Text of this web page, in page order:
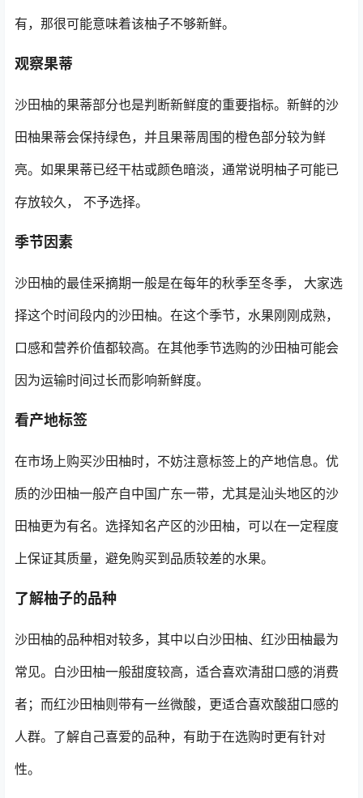
有，那很可能意味着该柚子不够新鲜。
观察果蒂
沙田柚的果蒂部分也是判断新鲜度的重要指标。新鲜的沙
田柚果蒂会保持绿色，并且果蒂周围的橙色部分较为鲜
亮。如果果蒂已经干枯或颜色暗淡，通常说明柚子可能已
存放较久， 不予选择。
季节因素
沙田柚的最佳采摘期一般是在每年的秋季至冬季， 大家选
择这个时间段内的沙田柚。在这个季节，水果刚刚成熟，
口感和营养价值都较高。在其他季节选购的沙田柚可能会
因为运输时间过长而影响新鲜度。
看产地标签
在市场上购买沙田柚时，不妨注意标签上的产地信息。优
质的沙田柚一般产自中国广东一带，尤其是汕头地区的沙
田柚更为有名。选择知名产区的沙田柚，可以在一定程度
上保证其质量，避免购买到品质较差的水果。
了解柚子的品种
沙田柚的品种相对较多，其中以白沙田柚、红沙田柚最为
常见。白沙田柚一般甜度较高，适合喜欢清甜口感的消费
者；而红沙田柚则带有一丝微酸，更适合喜欢酸甜口感的
人群。了解自己喜爱的品种，有助于在选购时更有针对
性。